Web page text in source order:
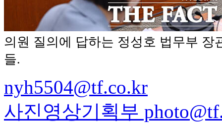
의원 질의에 답하는 정성호 법무부 장
들.
nyh5504@tf.co.kr
사진영상기획부